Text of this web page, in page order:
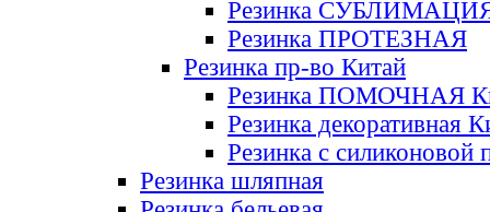
Резинка
Резинка ПРОТЕЗНАЯ
Резинка пр-во Китай
Резинка ПОМОЧНАЯ
Резинка декоративная
Резинка с силиконовой
Резинка шляпная